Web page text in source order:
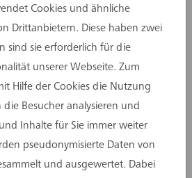
Blogbeitrag „Qualitäten und
Die Grenzen
erläutert Denise
warum individuelle
Cookies und ähnliche
Drittanbietern. Diese haben zwei
sind sie erforderlich für die
unserer Webseite. Zum
Hilfe der Cookies die Nutzung
Besucher analysieren und
Inhalte für Sie immer weiter
pseudonymisierte Daten von
und ausgewertet. Dabei